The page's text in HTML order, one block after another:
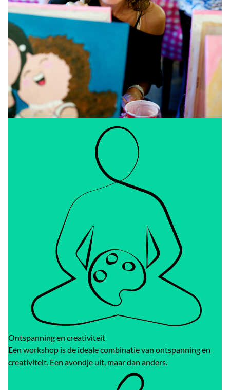
Ontspanning en creativiteit
Een workshop is de ideale combinatie van ontspanning en
creativiteit. Een avondje uit, maar dan anders.